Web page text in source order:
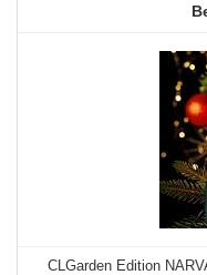
CLGarden Edition